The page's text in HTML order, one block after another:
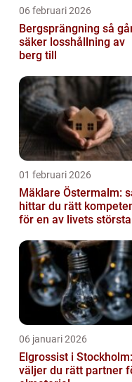
06 februari 2026
Bergsprängning så går
säker losshållning av
berg till
01 februari 2026
Mäklare Östermalm:
hittar du rätt
för en av livets största
06 januari 2026
Elgrossist i
väljer du rätt partner